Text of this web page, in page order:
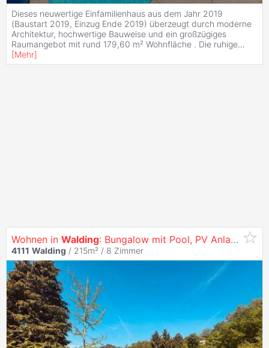
Dieses neuwertige Einfamilienhaus aus dem Jahr 2019
(Baustart 2019, Einzug Ende 2019) überzeugt durch moderne
Architektur, hochwertige Bauweise und ein großzügiges
Raumangebot mit rund 179,60 m² Wohnfläche . Die ruhige...
[Mehr]
Wohnen in Walding: Bungalow mit Pool, PV Anlage und Wärmepumpe auf großzügigem Grundstück
4111 Walding / 215m² / 8 Zimmer